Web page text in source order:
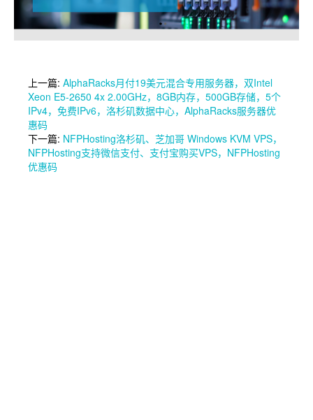
上一篇: AlphaRacks月付19美元混合专用服务器，双Intel
Xeon E5-2650 4x 2.00GHz，8GB内存，500GB存储，5个
IPv4，免费IPv6，洛杉矶数据中心，AlphaRacks服务器优
惠码
下一篇: NFPHosting洛杉矶、芝加哥 Windows KVM VPS，
NFPHosting支持微信支付、支付宝购买VPS，NFPHosting
优惠码